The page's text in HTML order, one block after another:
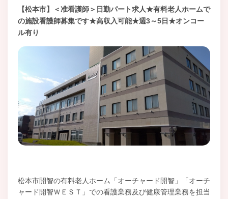
【松本市】＜准看護師＞日勤パート求人★有料老人ホームで
の施設看護師募集です★高収入可能★週3～5日★オンコー
ル有り
松本市開智の有料老人ホーム「オーチャード開智」「オーチ
ャード開智ＷＥＳＴ」での看護業務及び健康管理業務を担当